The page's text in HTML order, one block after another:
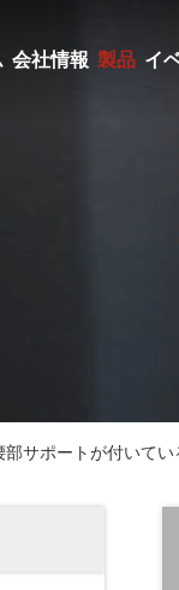
会社情報 製品 イ
部サポートが付いて